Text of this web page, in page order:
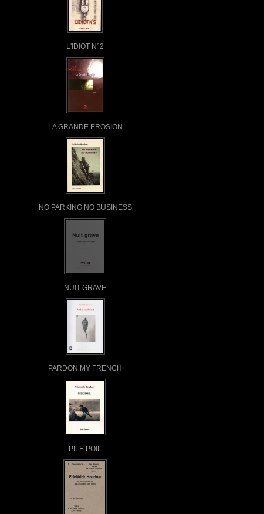
L'IDIOT N°2
LA GRANDE EROSION
NO PARKING NO BUSINESS
NUIT GRAVE
PARDON MY FRENCH
PILE POIL